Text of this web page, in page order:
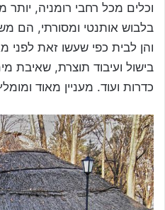
וכלים מכל רחבי רומניה,
בלבוש אותנטי ומסורתי, הם
והן לבית כפי שעשו זאת לפני
בישול ועיבוד תוצרת, שאיבת
כדרות ועוד. מעניין מאוד